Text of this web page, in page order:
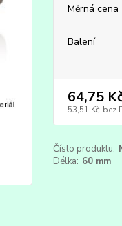
Měrná cena
Balení
64,75
53,51 Kč bez
Číslo produktu:
Délka: 60 mm